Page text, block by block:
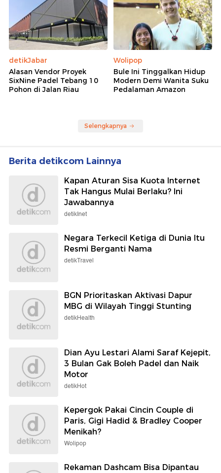
detikJabar
Alasan Vendor Proyek
SixNine Padel Tebang 10
Pohon di Jalan Riau
Wolipop
Bule Ini Tinggalkan Hidup
Modern Demi Wanita Suku
Pedalaman Amazon
Selengkapnya
Berita detikcom Lainnya
Kapan Aturan Sisa Kuota Internet
Tak Hangus Mulai Berlaku? Ini
Jawabannya
detikInet
Negara Terkecil Ketiga di Dunia Itu
Resmi Berganti Nama
detikTravel
BGN Prioritaskan Aktivasi Dapur
MBG di Wilayah Tinggi Stunting
detikHealth
Dian Ayu Lestari Alami Saraf Kejepit,
3 Bulan Gak Boleh Padel dan Naik
Motor
detikHot
Kepergok Pakai Cincin Couple di
Paris, Gigi Hadid & Bradley Cooper
Menikah?
Wolipop
Rekaman Dashcam Bisa Dipantau